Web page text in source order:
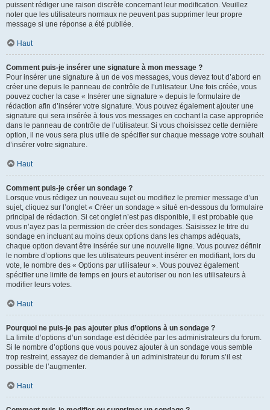
puissent rédiger une raison discrète concernant leur modification. Veuillez
noter que les utilisateurs normaux ne peuvent pas supprimer leur propre
message si une réponse a été publiée.
Haut
Comment puis-je insérer une signature à mon message ?
Pour insérer une signature à un de vos messages, vous devez tout d’abord en
créer une depuis le panneau de contrôle de l’utilisateur. Une fois créée, vous
pouvez cocher la case « Insérer une signature » depuis le formulaire de
rédaction afin d’insérer votre signature. Vous pouvez également ajouter une
signature qui sera insérée à tous vos messages en cochant la case appropriée
dans le panneau de contrôle de l’utilisateur. Si vous choisissez cette dernière
option, il ne vous sera plus utile de spécifier sur chaque message votre souhait
d’insérer votre signature.
Haut
Comment puis-je créer un sondage ?
Lorsque vous rédigez un nouveau sujet ou modifiez le premier message d’un
sujet, cliquez sur l’onglet « Créer un sondage » situé en-dessous du formulaire
principal de rédaction. Si cet onglet n’est pas disponible, il est probable que
vous n’ayez pas la permission de créer des sondages. Saisissez le titre du
sondage en incluant au moins deux options dans les champs adéquats,
chaque option devant être insérée sur une nouvelle ligne. Vous pouvez définir
le nombre d’options que les utilisateurs peuvent insérer en modifiant, lors du
vote, le nombre des « Options par utilisateur ». Vous pouvez également
spécifier une limite de temps en jours et autoriser ou non les utilisateurs à
modifier leurs votes.
Haut
Pourquoi ne puis-je pas ajouter plus d’options à un sondage ?
La limite d’options d’un sondage est décidée par les administrateurs du forum.
Si le nombre d’options que vous pouvez ajouter à un sondage vous semble
trop restreint, essayez de demander à un administrateur du forum s’il est
possible de l’augmenter.
Haut